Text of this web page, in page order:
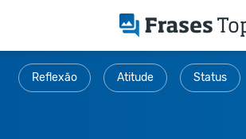
Reflexão Atitude Status